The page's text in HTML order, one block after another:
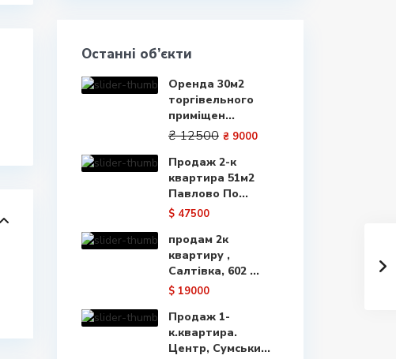
Останні об’єкти
Оренда 30м2
торгівельного
приміщен...
₴ 12500 ₴ 9000
Продаж 2-к
квартира 51м2
Павлово По...
$ 47500
продам 2к
квартиру ,
Салтівка, 602 ...
$ 19000
Продаж 1-
к.квартира.
Центр, Сумськи...